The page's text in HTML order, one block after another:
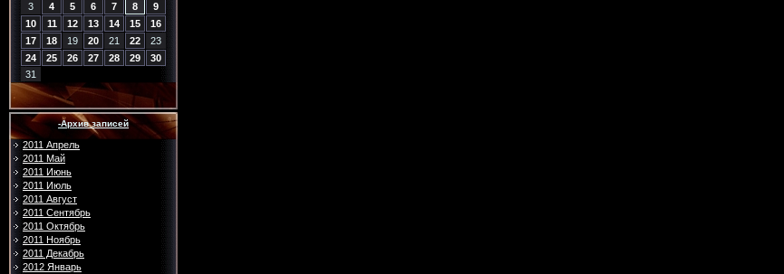
3
4 5 6 7 8
9
10
11 12 13 14 15
16
17
18 19 20 21 22
23
24
25 26 27 28 29
30
31
-Архив записей
2011 Апрель
2011 Май
2011 Июнь
2011 Июль
2011 Август
2011 Сентябрь
2011 Октябрь
2011 Ноябрь
2011 Декабрь
2012 Январь